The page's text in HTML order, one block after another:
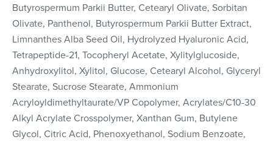
Butyrospermum Parkii Butter, Cetearyl Olivate, Sorbitan
Olivate, Panthenol, Butyrospermum Parkii Butter Extract,
Limnanthes Alba Seed Oil, Hydrolyzed Hyaluronic Acid,
Tetrapeptide-21, Tocopheryl Acetate, Xylitylglucoside,
Anhydroxylitol, Xylitol, Glucose, Cetearyl Alcohol, Glyceryl
Stearate, Sucrose Stearate, Ammonium
Acryloyldimethyltaurate/VP Copolymer, Acrylates/C10-30
Alkyl Acrylate Crosspolymer, Xanthan Gum, Butylene
Glycol, Citric Acid, Phenoxyethanol, Sodium Benzoate,